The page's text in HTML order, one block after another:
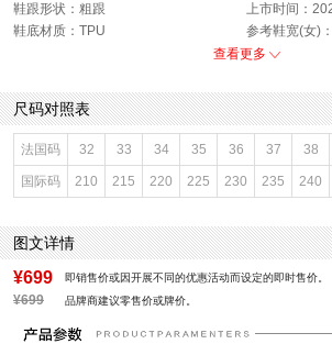
鞋跟形状：粗跟
上市时间：
鞋底材质：TPU
参考鞋宽(女)
鞋类流行款式
前掌高度：无
款式季节：秋
配跟：无
鞋垫材质：羊
鞋头款式：方头
鞋面材质：
鞋面图案：纯色
参考鞋长(女)
制鞋工艺：胶贴皮鞋
跟高数值：
里料材质：猪皮革
防水台高度：
风格：时尚潮流
查看更多
尺码对照表
法国码 32 33 34 35 36 37 38
国际码 210 215 220 225 230 235 240
图文详情
¥699 即销售价或因开展不同的优惠活动而设定的即时售价。
¥699 品牌商建议零售价或牌价。